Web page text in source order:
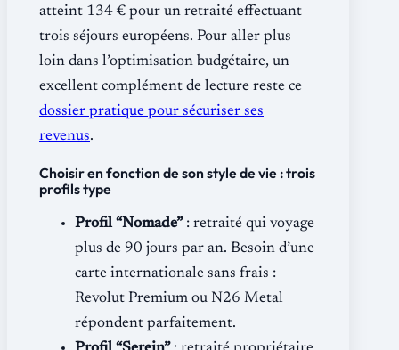
atteint 134 € pour un retraité effectuant
trois séjours européens. Pour aller plus
loin dans l’optimisation budgétaire, un
excellent complément de lecture reste ce
dossier pratique pour sécuriser ses
revenus.
Choisir en fonction de son style de vie : trois
profils type
Profil “Nomade”: retraité qui voyage
plus de 90 jours par an. Besoin d’une
carte internationale sans frais :
Revolut Premium ou N26 Metal
répondent parfaitement.